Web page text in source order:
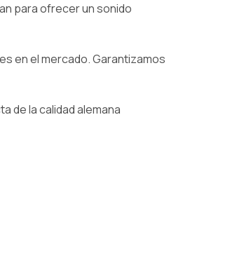
para ofrecer un sonido
en el mercado. Garantizamos
de la calidad alemana